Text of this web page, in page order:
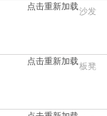
点击重新加载沙发
点击重新加载板凳